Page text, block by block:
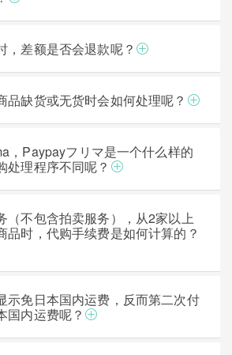
，差额是否会退款呢？
品缺货或无货时会如何处理呢？
，Paypayフリマ是一个什么样的
处理程序不同呢？
（不包含拍卖服务），从2家以上
品时，代购手续费是如何计算的？
示免日本国内运费，反而第二次付
国内运费呢？